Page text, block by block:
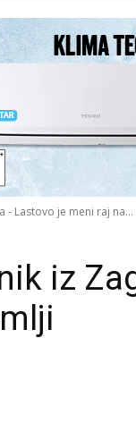
- Lastovo je meni raj na...
iz